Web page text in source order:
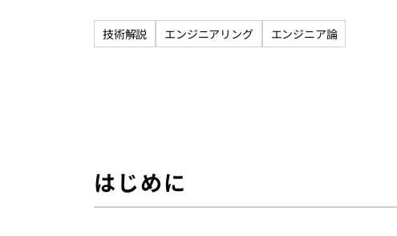
技術解説 エンジニアリング エンジニア論
はじめに